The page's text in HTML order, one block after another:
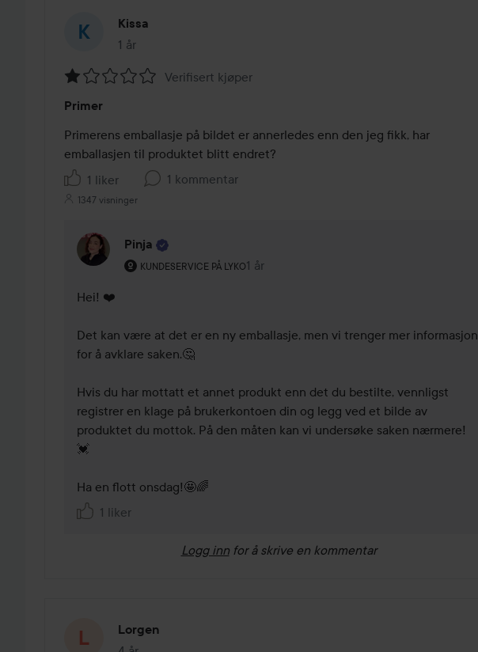
Kissa
1 år
Innlegget ble opprettet 1 år
1
av
5
Verifisert kjøper
Primer
Primerens emballasje på bildet er annerledes enn den jeg fikk, har
emballasjen til produktet blitt endret?
1 liker
1 kommentar
1347 visninger
Pinja
KUNDESERVICE PÅ LYKO
Brukerens rolle: Kundeservice på Lyko.
1 år
Kommentaren lades 1 år
Hei! ❤️
Det kan være at det er en ny emballasje, men vi trenger mer informasjon
for å avklare saken.🤔
Hvis du har mottatt et annet produkt enn det du bestilte, vennligst
registrer en klage på brukerkontoen din og legg ved et bilde av
produktet du mottok. På den måten kan vi undersøke saken nærmere!
💓
1 liker
Logg inn for å skrive en kommentar
Lorgen